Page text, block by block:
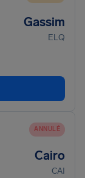
Gassim
ELQ
ANNULÉ
Cairo
CAI